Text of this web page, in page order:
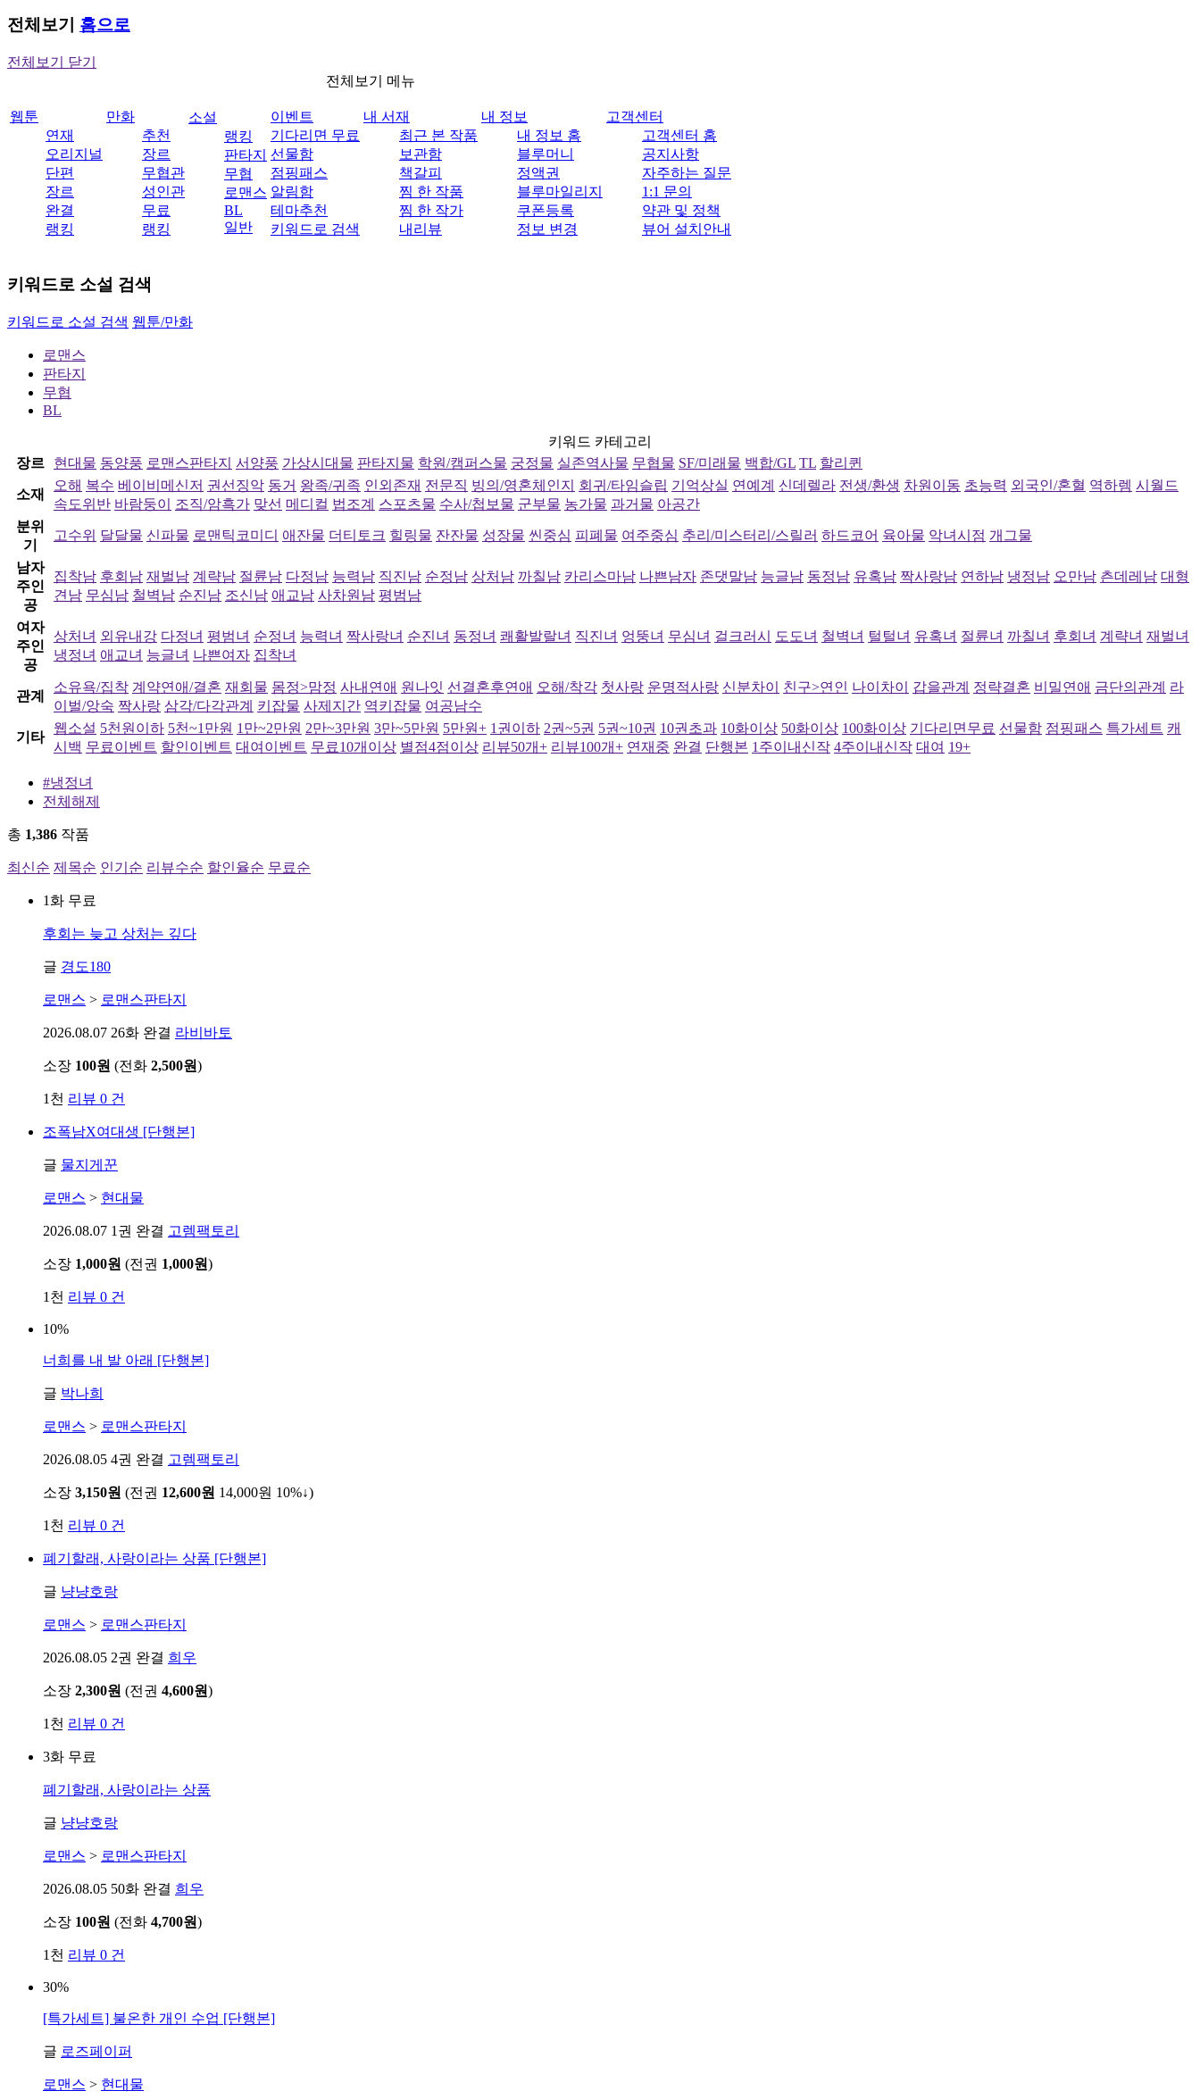
전체보기 홈으로
전체보기 닫기
전체보기 메뉴
웹툰
연재
오리지널
단편
장르
완결
랭킹
만화
추천
장르
무협관
성인관
무료
랭킹
소설
랭킹
판타지
무협
로맨스
BL
일반
이벤트
기다리면 무료
선물함
점핑패스
알림함
테마추천
키워드로 검색
내 서재
최근 본 작품
보관함
책갈피
찜 한 작품
찜 한 작가
내리뷰
내 정보
내 정보 홈
블루머니
정액권
블루마일리지
쿠폰등록
정보 변경
고객센터
고객센터 홈
공지사항
자주하는 질문
1:1 문의
약관 및 정책
뷰어 설치안내
키워드로 소설 검색
키워드로 소설 검색 웹툰/만화
로맨스
판타지
무협
BL
키워드 카테고리
장르
현대물 동양풍 로맨스판타지 서양풍 가상시대물 판타지물 학원/캠퍼스물 궁정물 실존역사물 무협물 SF/미래물 백합/GL TL 할리퀸
소재
오해 복수 베이비메신저 권선징악 동거 왕족/귀족 인외존재 전문직 빙의/영혼체인지 회귀/타임슬립 기억상실 연예계 신데렐라 전생/환생 차원이동 초능력 외국인/혼혈 역하렘 시월드
속도위반 바람둥이 조직/암흑가 맞선 메디컬 법조계 스포츠물 수사/첩보물 군부물 농가물 과거물 아공간
분위
기
고수위 달달물 신파물 로맨틱코미디 애잔물 더티토크 힐링물 잔잔물 성장물 씬중심 피폐물 여주중심 추리/미스터리/스릴러 하드코어 육아물 악녀시점 개그물
남자
주인
공
집착남 후회남 재벌남 계략남 절륜남 다정남 능력남 직진남 순정남 상처남 까칠남 카리스마남 나쁜남자 존댓말남 능글남 동정남 유혹남 짝사랑남 연하남 냉정남 오만남 츤데레남 대형
견남 무심남 철벽남 순진남 조신남 애교남 사차원남 평범남
여자
주인
공
상처녀 외유내강 다정녀 평범녀 순정녀 능력녀 짝사랑녀 순진녀 동정녀 쾌활발랄녀 직진녀 엉뚱녀 무심녀 걸크러시 도도녀 철벽녀 털털녀 유혹녀 절륜녀 까칠녀 후회녀 계략녀 재벌녀
냉정녀 애교녀 능글녀 나쁜여자 집착녀
관계
소유욕/집착 계약연애/결혼 재회물 몸정>맘정 사내연애 원나잇 선결혼후연애 오해/착각 첫사랑 운명적사랑 신분차이 친구>연인 나이차이 갑을관계 정략결혼 비밀연애 금단의관계 라
이벌/앙숙 짝사랑 삼각/다각관계 키잡물 사제지간 역키잡물 여공남수
기타
웹소설 5천원이하 5천~1만원 1만~2만원 2만~3만원 3만~5만원 5만원+ 1권이하 2권~5권 5권~10권 10권초과 10화이상 50화이상 100화이상 기다리면무료 선물함 점핑패스 특가세트 캐
시백 무료이벤트 할인이벤트 대여이벤트 무료10개이상 별점4점이상 리뷰50개+ 리뷰100개+ 연재중 완결 단행본 1주이내신작 4주이내신작 대여 19+
#냉정녀
전체해제
총 1,386 작품
최신순 제목순 인기순 리뷰수순 할인율순 무료순
1화 무료
후회는 늦고 상처는 깊다
글 경도180
로맨스 > 로맨스판타지
2026.08.07 26화 완결 라비바토
소장 100원 (전화 2,500원)
1천 리뷰 0 건
조폭남X여대생 [단행본]
글 물지게꾼
로맨스 > 현대물
2026.08.07 1권 완결 고렘팩토리
소장 1,000원 (전권 1,000원)
1천 리뷰 0 건
10%
너희를 내 발 아래 [단행본]
글 박나희
로맨스 > 로맨스판타지
2026.08.05 4권 완결 고렘팩토리
소장 3,150원 (전권 12,600원 14,000원 10%↓)
1천 리뷰 0 건
폐기할래, 사랑이라는 상품 [단행본]
글 냥냥호랑
로맨스 > 로맨스판타지
2026.08.05 2권 완결 희우
소장 2,300원 (전권 4,600원)
1천 리뷰 0 건
3화 무료
폐기할래, 사랑이라는 상품
글 냥냥호랑
로맨스 > 로맨스판타지
2026.08.05 50화 완결 희우
소장 100원 (전화 4,700원)
1천 리뷰 0 건
30%
[특가세트] 불온한 개인 수업 [단행본]
글 로즈페이퍼
로맨스 > 현대물